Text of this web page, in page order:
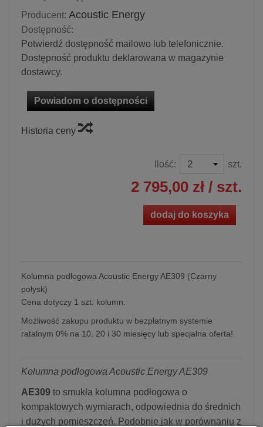
Producent: Acoustic Energy
Dostępność:
Potwierdź dostępność mailowo lub telefonicznie.
Dostępność produktu deklarowana w magazynie
dostawcy.
Powiadom o dostępności
Historia ceny
Ilość: szt.
2 795,00 zł / szt.
dodaj do koszyka
Kolumna podłogowa Acoustic Energy AE309 (Czarny
połysk)
Cena dotyczy 1 szt. kolumn.
Możliwość zakupu produktu w bezpłatnym systemie
ratalnym 0% na 10, 20 i 30 miesięcy lub specjalna oferta!
Kolumna podłogowa Acoustic Energy AE309
AE309 to smukła kolumna podłogowa o
kompaktowych wymiarach, odpowiednia do średnich
i dużych pomieszczeń. Podobnie jak w porównaniu z